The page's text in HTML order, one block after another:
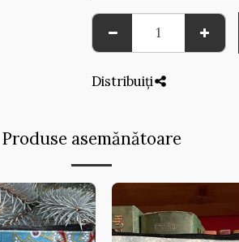
Distribuiți
Produse asemănătoare